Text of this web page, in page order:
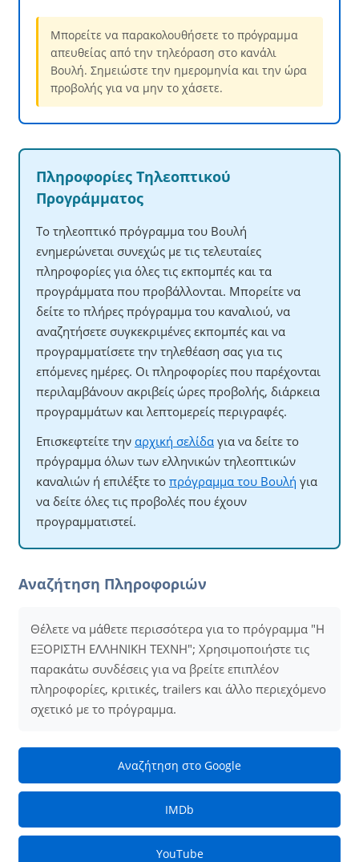
Μπορείτε να παρακολουθήσετε το πρόγραμμα
απευθείας από την τηλεόραση στο κανάλι
Βουλή. Σημειώστε την ημερομηνία και την ώρα
προβολής για να μην το χάσετε.
Πληροφορίες Τηλεοπτικού
Προγράμματος
Το τηλεοπτικό πρόγραμμα του Βουλή
ενημερώνεται συνεχώς με τις τελευταίες
πληροφορίες για όλες τις εκπομπές και τα
προγράμματα που προβάλλονται. Μπορείτε να
δείτε το πλήρες πρόγραμμα του καναλιού, να
αναζητήσετε συγκεκριμένες εκπομπές και να
προγραμματίσετε την τηλεθέαση σας για τις
επόμενες ημέρες. Οι πληροφορίες που παρέχονται
περιλαμβάνουν ακριβείς ώρες προβολής, διάρκεια
προγραμμάτων και λεπτομερείς περιγραφές.
Επισκεφτείτε την αρχική σελίδα για να δείτε το
πρόγραμμα όλων των ελληνικών τηλεοπτικών
καναλιών ή επιλέξτε το πρόγραμμα του Βουλή για
να δείτε όλες τις προβολές που έχουν
προγραμματιστεί.
Αναζήτηση Πληροφοριών
Θέλετε να μάθετε περισσότερα για το πρόγραμμα "Η
ΕΞΟΡΙΣΤΗ ΕΛΛΗΝΙΚΗ ΤΕΧΝΗ"; Χρησιμοποιήστε τις
παρακάτω συνδέσεις για να βρείτε επιπλέον
πληροφορίες, κριτικές, trailers και άλλο περιεχόμενο
σχετικό με το πρόγραμμα.
Αναζήτηση στο Google
IMDb
YouTube